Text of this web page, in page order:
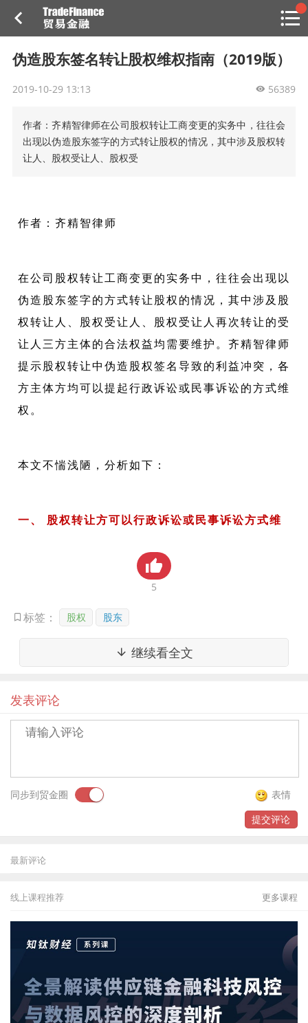
伪造股东签名转让股权维权指南（2019版）
2019-10-29 13:13 56389
作者：齐精智律师在公司股权转让工商变更的实务中，往往会
出现以伪造股东签字的方式转让股权的情况，其中涉及股权转
让人、股权受让人、股权受
作者：齐精智律师
在公司股权转让工商变更的实务中，往往会出现以
伪造股东签字的方式转让股权的情况，其中涉及股
权转让人、股权受让人、股权受让人再次转让的受
让人三方主体的合法权益均需要维护。齐精智律师
提示股权转让中伪造股权签名导致的利益冲突，各
方主体方均可以提起行政诉讼或民事诉讼的方式维
权。
本文不惴浅陋，分析如下：
一、 股权转让方可以行政诉讼或民事诉讼方式维
的，应当撤销该股权变更登记。
会决议的手段骗取股权变更登记，违背了有关公司
登记的相关规定，行政机关作出的变更登记即使形
式上合法，实质上也是不合法的。因其所依据的事
形，法院应当判决撤销该股权变更登记。
京市房山区人民法院。
夺的股东可要求确认股东资格和恢复股权比例。
裁判要旨：通过伪造股东签名，制作虚假的《股东
会决议》和《股权转让协议》，转让股东股权的行
5
标签： 股权 股东
继续看全文
发表评论
同步到贸金圈
表情
提交评论
最新评论
线上课程推荐 更多课程
热
点
目
贸金说图
专家投稿
贸金招聘
贸金微博
贸金书店
福费廷二级市场
贸金投融（投融资信息平台）
研习社
我的
贸金书城
贸金公众号
贸金APP